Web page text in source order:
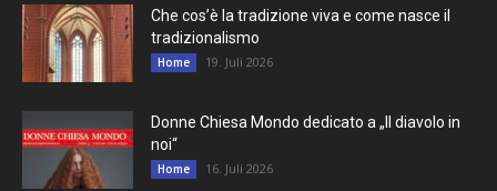
Che cos’è la tradizione viva e come nasce il
tradizionalismo
Home 19. Juli 2026
Donne Chiesa Mondo dedicato a „Il diavolo in
noi“
Home 16. Juli 2026